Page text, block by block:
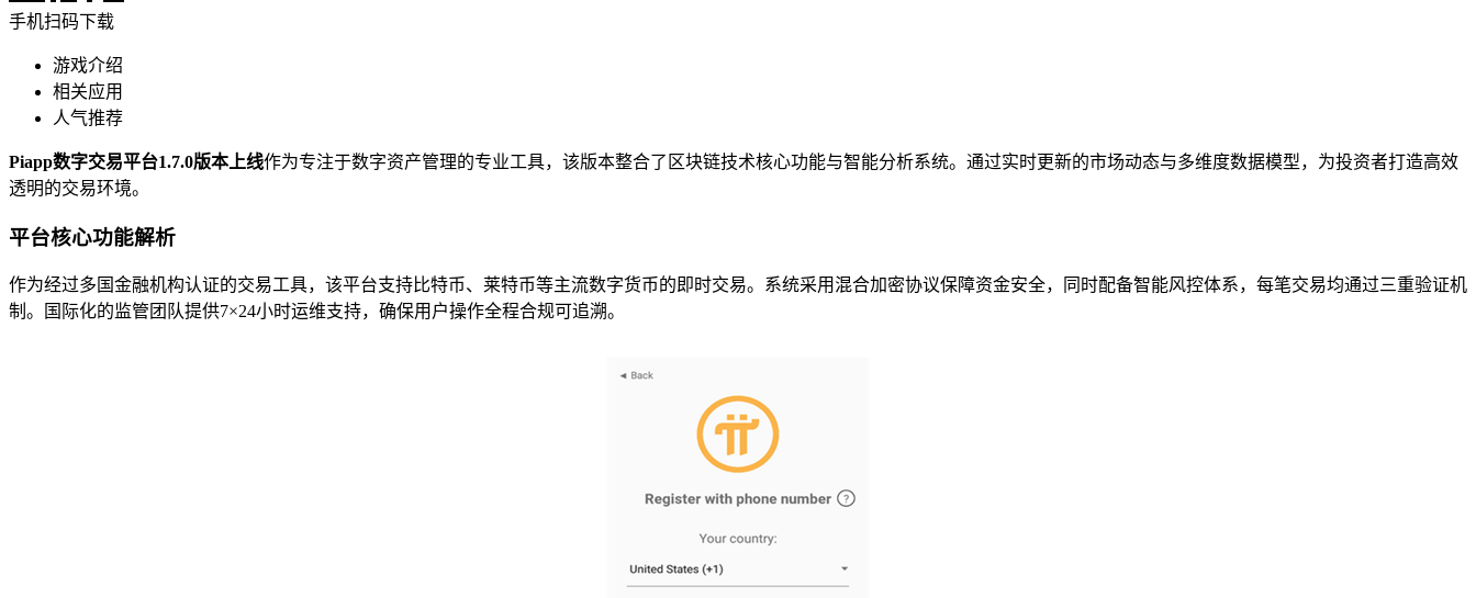
手机扫码下载
游戏介绍
相关应用
人气推荐
Piapp数字交易平台1.7.0版本上线作为专注于数字资产管理的专业工具，该版本整合了区块链技术核心功能与智能分析系统。通过实时更新的市场动态与多维度数据模型，为投资者打造高效
透明的交易环境。
平台核心功能解析
作为经过多国金融机构认证的交易工具，该平台支持比特币、莱特币等主流数字货币的即时交易。系统采用混合加密协议保障资金安全，同时配备智能风控体系，每笔交易均通过三重验证机
制。国际化的监管团队提供7×24小时运维支持，确保用户操作全程合规可追溯。